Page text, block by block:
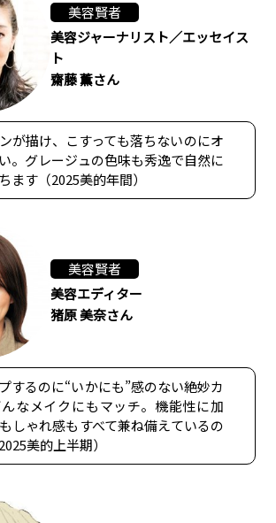
美容賢者
美容ジャーナリスト／エッセイス
ト
齋藤 薫さん
が描け、こすっても落ちないのにオ
。グレージュの色味も秀逸で自然に
ます（2025美的年間）
美容賢者
美容エディター
猪原 美奈さん
するのに“いかにも”感のない絶妙カ
なメイクにもマッチ。機能性に加
しゃれ感もすべて兼ね備えているの
美的上半期）